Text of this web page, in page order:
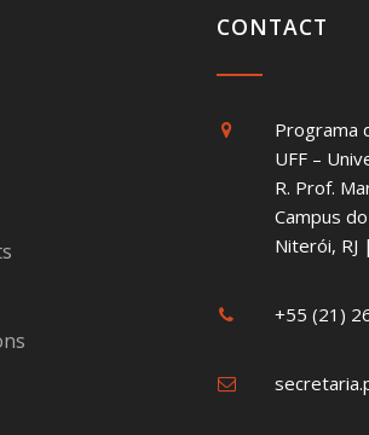
CONTACT
Programa
UFF –
R. Prof.
Campus
Niterói,
+55 (21)